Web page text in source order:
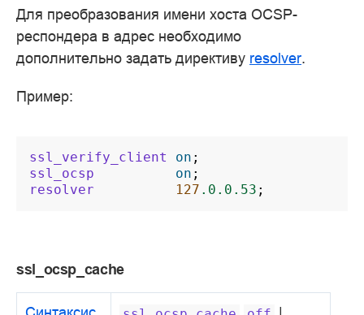
Для преобразования имени хоста OCSP-
респондера в адрес необходимо
дополнительно задать директиву resolver.
Пример:
ssl_verify_client on ;
ssl_ocsp
on ;
resolver
127 .0.0.53 ;
ssl_ocsp_cache